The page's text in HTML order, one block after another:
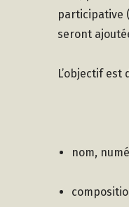
participative
seront
L’objectif
nom,